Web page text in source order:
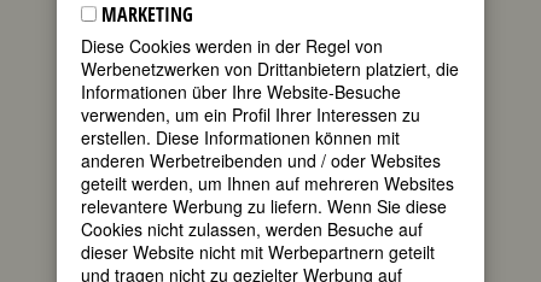
Theater, bis sie schließlich 1930 mit
dem Blauen Engel den Grundstein zu
ihrer einmaligen Karriere legte. Auf einer
Tonne sitzend, die Beine
übereinandergeschlagen, sang sie
davon, daß sie von Kopf bis Fuß auf
Liebe eingestellt sei.
MARKETING
Diese Cookies werden in der Regel von
Werbenetzwerken von Drittanbietern platziert, die
Informationen über Ihre Website-Besuche
verwenden, um ein Profil Ihrer Interessen zu
erstellen. Diese Informationen können mit
anderen Werbetreibenden und / oder Websites
geteilt werden, um Ihnen auf mehreren Websites
relevantere Werbung zu liefern. Wenn Sie diese
Cookies nicht zulassen, werden Besuche auf
dieser Website nicht mit Werbepartnern geteilt
und tragen nicht zu gezielter Werbung auf